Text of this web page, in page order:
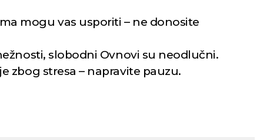
mogu vas usporiti – ne donosite
slobodni Ovnovi su neodlučni.
zbog stresa – napravite pauzu.